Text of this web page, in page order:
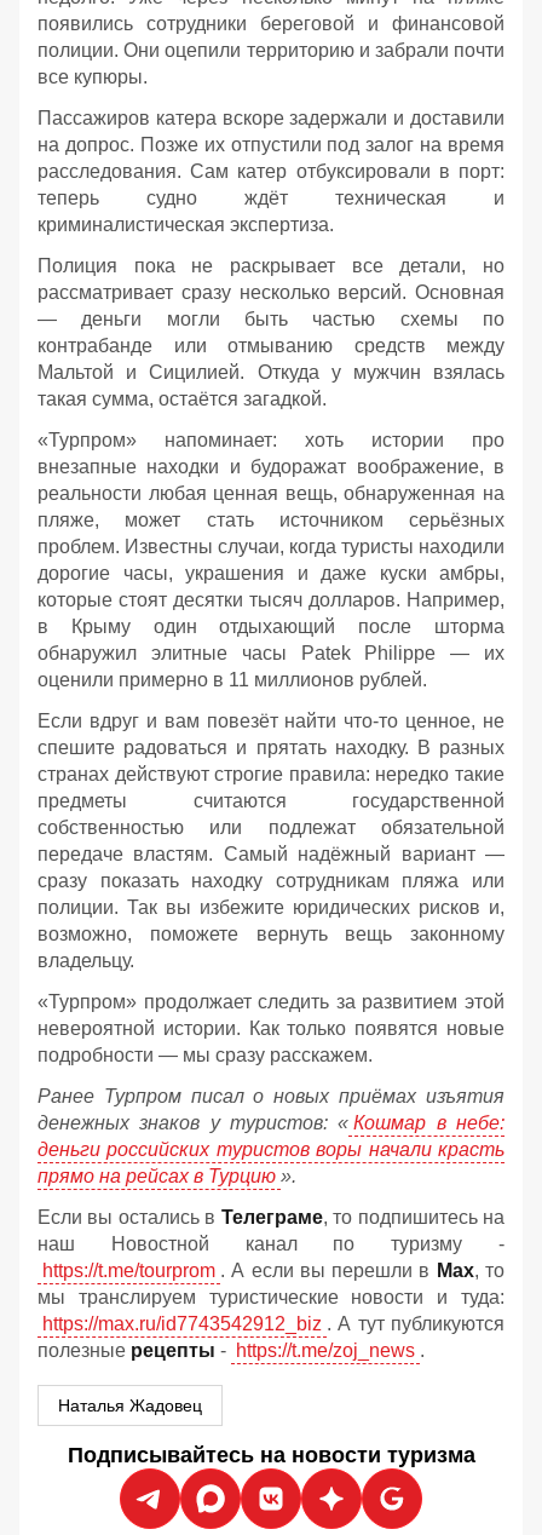
появились сотрудники береговой и финансовой
полиции. Они оцепили территорию и забрали почти
все купюры.
Пассажиров катера вскоре задержали и доставили
на допрос. Позже их отпустили под залог на время
расследования. Сам катер отбуксировали в порт:
теперь судно ждёт техническая и
криминалистическая экспертиза.
Полиция пока не раскрывает все детали, но
рассматривает сразу несколько версий. Основная
— деньги могли быть частью схемы по
контрабанде или отмыванию средств между
Мальтой и Сицилией. Откуда у мужчин взялась
такая сумма, остаётся загадкой.
«Турпром» напоминает: хоть истории про
внезапные находки и будоражат воображение, в
реальности любая ценная вещь, обнаруженная на
пляже, может стать источником серьёзных
проблем. Известны случаи, когда туристы находили
дорогие часы, украшения и даже куски амбры,
которые стоят десятки тысяч долларов. Например,
в Крыму один отдыхающий после шторма
обнаружил элитные часы Patek Philippe — их
оценили примерно в 11 миллионов рублей.
Если вдруг и вам повезёт найти что‑то ценное, не
спешите радоваться и прятать находку. В разных
странах действуют строгие правила: нередко такие
предметы считаются государственной
собственностью или подлежат обязательной
передаче властям. Самый надёжный вариант —
сразу показать находку сотрудникам пляжа или
полиции. Так вы избежите юридических рисков и,
возможно, поможете вернуть вещь законному
владельцу.
«Турпром» продолжает следить за развитием этой
невероятной истории. Как только появятся новые
подробности — мы сразу расскажем.
Ранее Турпром писал о новых приёмах изъятия
денежных знаков у туристов: « Кошмар в небе:
деньги российских туристов воры начали красть
прямо на рейсах в Турцию ».
Если вы остались в Телеграме, то подпишитесь на
наш Новостной канал по туризму -
https://t.me/tourprom . А если вы перешли в Мах, то
мы транслируем туристические новости и туда:
https://max.ru/id7743542912_biz . А тут публикуются
полезные рецепты - https://t.me/zoj_news .
Наталья Жадовец
Подписывайтесь на новости туризма